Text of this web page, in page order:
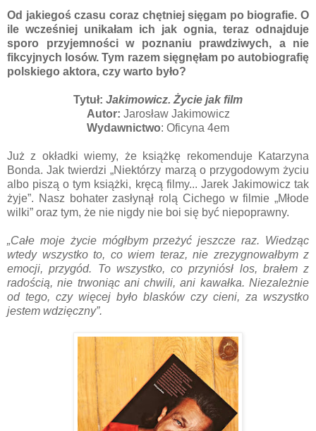
Od jakiegoś czasu coraz chętniej sięgam po biografie. O
ile wcześniej unikałam ich jak ognia, teraz odnajduje
sporo przyjemności w poznaniu prawdziwych, a nie
fikcyjnych losów. Tym razem sięgnęłam po autobiografię
polskiego aktora, czy warto było?
Tytuł: Jakimowicz. Życie jak film
Autor: Jarosław Jakimowicz
Wydawnictwo: Oficyna 4em
Już z okładki wiemy, że książkę rekomenduje Katarzyna
Bonda. Jak twierdzi „Niektórzy marzą o przygodowym życiu
albo piszą o tym książki, kręcą filmy... Jarek Jakimowicz tak
żyje”. Nasz bohater zasłynął rolą Cichego w filmie „Młode
wilki” oraz tym, że nie nigdy nie boi się być niepoprawny.
„Całe moje życie mógłbym przeżyć jeszcze raz. Wiedząc
wtedy wszystko to, co wiem teraz, nie zrezygnowałbym z
emocji, przygód. To wszystko, co przyniósł los, brałem z
radością, nie trwoniąc ani chwili, ani kawałka. Niezależnie
od tego, czy więcej było blasków czy cieni, za wszystko
jestem wdzięczny”.